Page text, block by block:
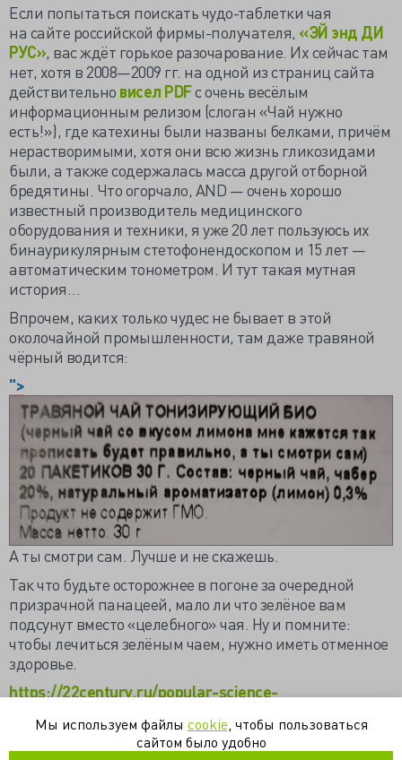
Если попытаться поискать чудо-таблетки чая
на сайте российской фирмы-получателя, «ЭЙ энд ДИ
РУС», вас ждёт горькое разочарование. Их сейчас там
нет, хотя в 2008—2009 гг. на одной из страниц сайта
действительно висел PDFс очень весёлым
информационным релизом (слоган «Чай нужно
есть!»), где катехины были названы белками, причём
нерастворимыми, хотя они всю жизнь гликозидами
были, а также содержалась масса другой отборной
бредятины. Что огорчало, AND — очень хорошо
известный производитель медицинского
оборудования и техники, я уже 20 лет пользуюсь их
бинаурикулярным стетофонендоскопом и 15 лет —
автоматическим тонометром. И тут такая мутная
история…
Впрочем, каких только чудес не бывает в этой
околочайной промышленности, там даже травяной
чёрный водится:
">
А ты смотри сам. Лучше и не скажешь.
Так что будьте осторожнее в погоне за очередной
призрачной панацеей, мало ли что зелёное вам
подсунут вместо «целебного» чая. Ну и помните:
чтобы лечиться зелёным чаем, нужно иметь отменное
здоровье.
https://22century.ru/popular-science-
Мы используем файлы cookie , чтобы пользоваться
сайтом было удобно